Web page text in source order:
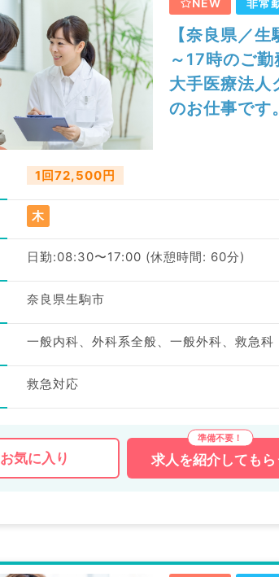
【奈良県／
～17時のご
大手医療法人
のお仕事です
1回72,500円
木
日勤:08:30〜17:00 (休憩時間: 60分)
奈良県生駒市
一般内科、外科系全般、一般外科、救急科
救急対応
お気に入り 求人を紹介してもら